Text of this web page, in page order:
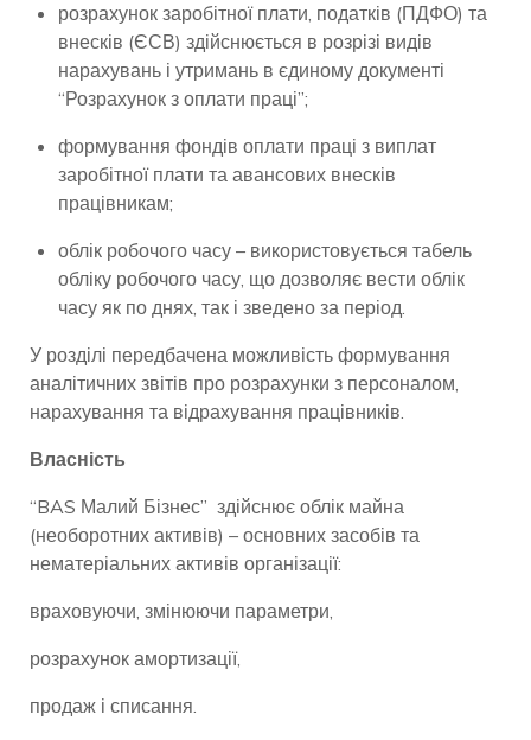
розрахунок заробітної плати, податків (ПДФО) та
внесків (ЄСВ) здійснюється в розрізі видів
нарахувань і утримань в єдиному документі
“Розрахунок з оплати праці”;
формування фондів оплати праці з виплат
заробітної плати та авансових внесків
працівникам;
облік робочого часу – використовується табель
обліку робочого часу, що дозволяє вести облік
часу як по днях, так і зведено за період.
У розділі передбачена можливість формування
аналітичних звітів про розрахунки з персоналом,
нарахування та відрахування працівників.
Власність
“BAS Малий Бізнес” здійснює облік майна
(необоротних активів) – основних засобів та
нематеріальних активів організації:
враховуючи, змінюючи параметри,
розрахунок амортизації,
продаж і списання.